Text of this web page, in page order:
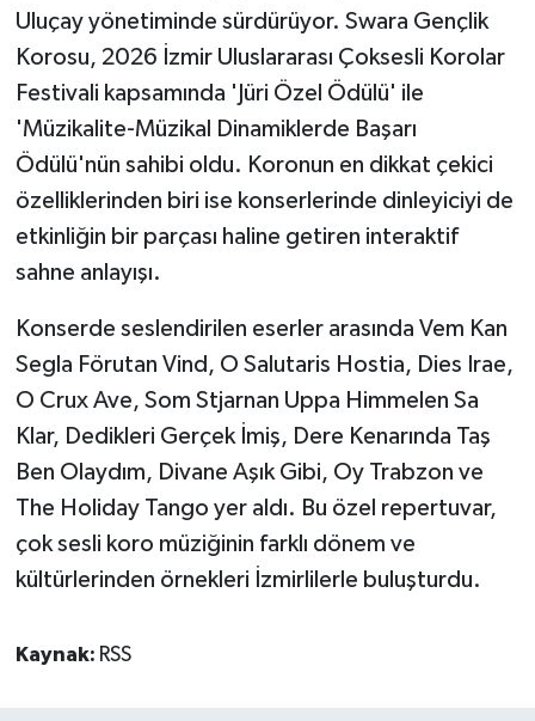
Uluçay yönetiminde sürdürüyor. Swara Gençlik
Korosu, 2026 İzmir Uluslararası Çoksesli Korolar
Festivali kapsamında 'Jüri Özel Ödülü' ile
'Müzikalite-Müzikal Dinamiklerde Başarı
Ödülü'nün sahibi oldu. Koronun en dikkat çekici
özelliklerinden biri ise konserlerinde dinleyiciyi de
etkinliğin bir parçası haline getiren interaktif
sahne anlayışı.
Konserde seslendirilen eserler arasında Vem Kan
Segla Förutan Vind, O Salutaris Hostia, Dies Irae,
O Crux Ave, Som Stjarnan Uppa Himmelen Sa
Klar, Dedikleri Gerçek İmiş, Dere Kenarında Taş
Ben Olaydım, Divane Aşık Gibi, Oy Trabzon ve
The Holiday Tango yer aldı. Bu özel repertuvar,
çok sesli koro müziğinin farklı dönem ve
kültürlerinden örnekleri İzmirlilerle buluşturdu.
Kaynak: RSS